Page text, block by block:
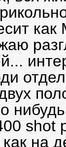
как
shot
на